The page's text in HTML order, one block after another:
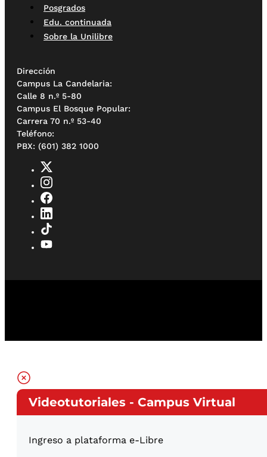
Posgrados
Edu. continuada
Sobre la Unilibre
Dirección
Campus La Candelaria:
Calle 8 n.º 5-80
Campus El Bosque Popular:
Carrera 70 n.º 53-40
Teléfono:
PBX: (601) 382 1000
Videotutoriales - Campus Virtual
Ingreso a plataforma e-Libre